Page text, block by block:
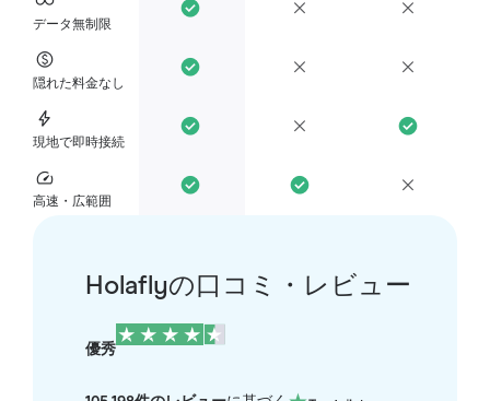
データ無制限
隠れた料金なし
現地で即時接続
高速・広範囲
Holaflyの口コミ・レビュー
優秀